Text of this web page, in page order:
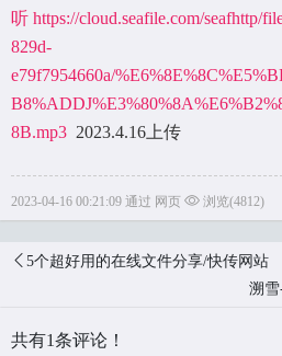
听 https://cloud.seafile.com/seafhttp/
829d-
e79f7954660a/
8B.mp3 2023.4.16上传
2023-04-16 00:21:09 通过 网页 浏览(4812)
5个超好用的在线文件分享/快传网站
溯
共有1条评论！